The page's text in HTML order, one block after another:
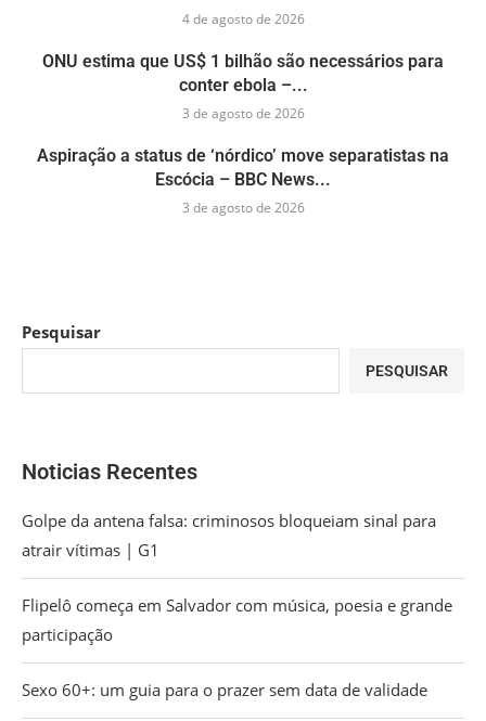
4 de agosto de 2026
ONU estima que US$ 1 bilhão são necessários para
conter ebola –...
3 de agosto de 2026
Aspiração a status de ‘nórdico’ move separatistas na
Escócia – BBC News...
3 de agosto de 2026
Pesquisar
PESQUISAR
Noticias Recentes
Golpe da antena falsa: criminosos bloqueiam sinal para
atrair vítimas | G1
Flipelô começa em Salvador com música, poesia e grande
participação
Sexo 60+: um guia para o prazer sem data de validade